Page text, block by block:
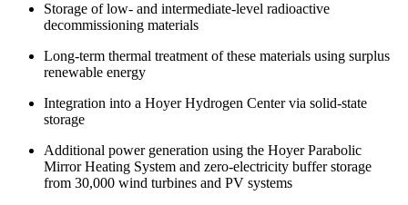
Storage of low- and intermediate-level radioactive
decommissioning materials
Long-term thermal treatment of these materials using surplus
renewable energy
Integration into a Hoyer Hydrogen Center via solid-state
storage
Additional power generation using the Hoyer Parabolic
Mirror Heating System and zero-electricity buffer storage
from 30,000 wind turbines and PV systems